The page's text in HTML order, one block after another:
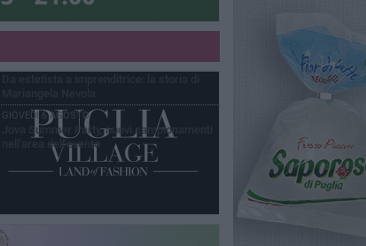
Jova Summer Party, giovedì mattina
VENERDÌ 7 AGOSTO
GIOVEDÌ 6 AGOSTO
Jova Summer Party, nuovi campionamenti
nell'area dell'evento